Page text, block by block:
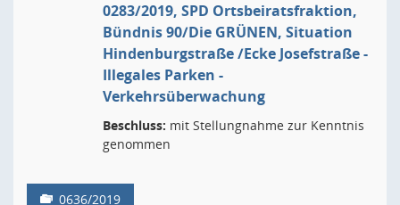
0283/2019, SPD Ortsbeiratsfraktion,
Bündnis 90/Die GRÜNEN, Situation
Hindenburgstraße /Ecke Josefstraße -
Illegales Parken -
Verkehrsüberwachung
Beschluss: mit Stellungnahme zur Kenntnis
genommen
0636/2019